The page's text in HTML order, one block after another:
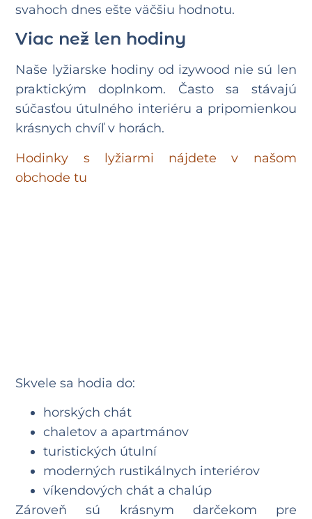
svahoch dnes ešte väčšiu hodnotu.
Viac než len hodiny
Naše lyžiarske hodiny od izywood nie sú len
praktickým doplnkom. Často sa stávajú
súčasťou útulného interiéru a pripomienkou
krásnych chvíľ v horách.
Hodinky s lyžiarmi nájdete v našom
obchode tu
Skvele sa hodia do:
horských chát
chaletov a apartmánov
turistických útulní
moderných rustikálnych interiérov
víkendových chát a chalúp
Zároveň sú krásnym darčekom pre